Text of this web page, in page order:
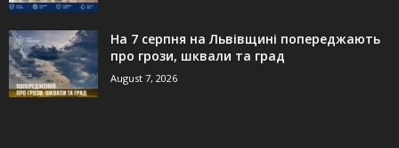
На 7 серпня на Львівщині попереджають
про грози, шквали та град
August 7, 2026